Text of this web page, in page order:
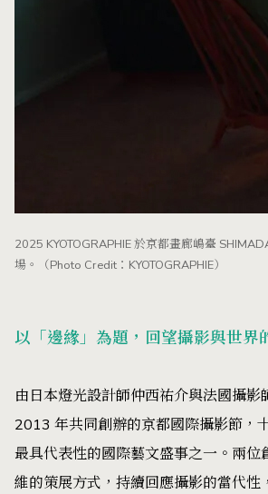
2025 KYOTOGRAPHIE 於京都畫廊嶋臺
場。（Photo Credit：KYOTOGRAPHIE）
以「邊緣」為題，回望攝影與世界
由日本燈光設計師仲西祐介與法國攝影
2013 年共同創辦的京都國際攝影節，
最具代表性的國際藝文盛事之一。兩位
維的策展方式，持續回應攝影的當代性